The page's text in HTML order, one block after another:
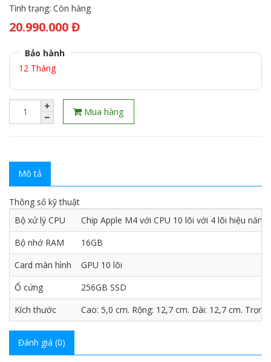
Tình trạng: Còn hàng
20.990.000 Đ
Bảo hành
12 Tháng
Mua hàng
Mô tả
Thông số kỹ thuật
Bộ xử lý CPU
Chip Apple M4 với CPU 10 lõi với 4 lõi hiệu
Bộ nhớ RAM
16GB
Card màn hình
GPU 10 lõi
Ổ cứng
256GB SSD
Kích thước
Cao: 5,0 cm. Rộng: 12,7 cm. Dài: 12,7 cm.
Đánh giá (0)